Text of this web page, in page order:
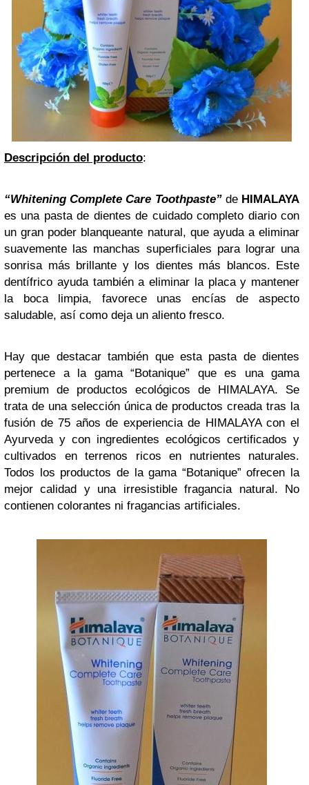
Descripción del producto:
“Whitening Complete Care Toothpaste”de HIMALAYA
es una pasta de dientes de cuidado completo diario con
un gran poder blanqueante natural, que ayuda a eliminar
suavemente las manchas superficiales para lograr una
sonrisa más brillante y los dientes más blancos. Este
dentífrico ayuda también a eliminar la placa y mantener
la boca limpia, favorece unas encías de aspecto
saludable, así como deja un aliento fresco.
Hay que destacar también que esta pasta de dientes
pertenece a la gama “Botanique” que es una gama
premium de productos ecológicos de HIMALAYA. Se
trata de una selección única de productos creada tras la
fusión de 75 años de experiencia de HIMALAYA con el
Ayurveda y con ingredientes ecológicos certificados y
cultivados en terrenos ricos en nutrientes naturales.
Todos los productos de la gama “Botanique” ofrecen la
mejor calidad y una irresistible fragancia natural. No
contienen colorantes ni fragancias artificiales.